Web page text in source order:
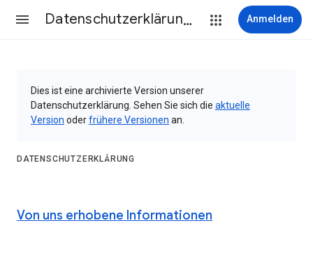
Datenschutzerklärung & Nutzungsbedingungen Anmelden
Dies ist eine archivierte Version unserer
Datenschutzerklärung. Sehen Sie sich die aktuelle
Version oderfrühere Versionen an.
DATENSCHUTZERKLÄRUNG
Von uns erhobene Informationen